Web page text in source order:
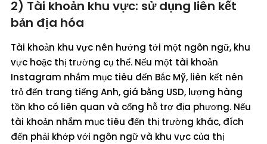
2) Tài khoản khu vực: sử dụng liên kết
bản địa hóa
Tài khoản khu vực nên hướng tới một ngôn ngữ, khu
vực hoặc thị trường cụ thể. Nếu một tài khoản
Instagram nhắm mục tiêu đến Bắc Mỹ, liên kết nên
trỏ đến trang tiếng Anh, giá bằng USD, lượng hàng
tồn kho có liên quan và cổng hỗ trợ địa phương. Nếu
tài khoản nhắm mục tiêu đến thị trường khác, đích
đến phải khớp với ngôn ngữ và khu vực của thị